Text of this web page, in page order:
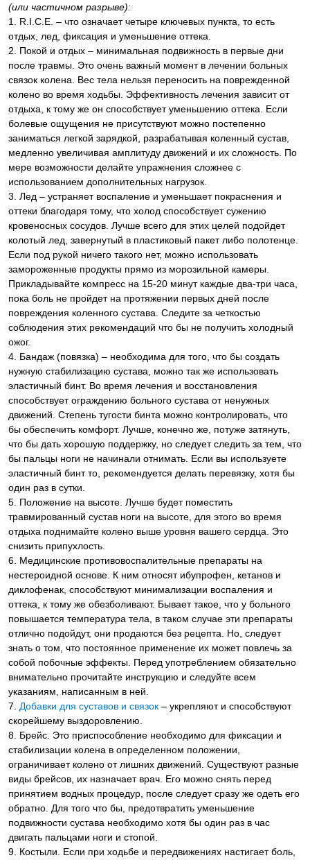
(или частичном разрыве):
1. R.I.C.E. – что означает четыре ключевых пункта, то есть
отдых, лед, фиксация и уменьшение оттека.
2. Покой и отдых – минимальная подвижность в первые дни
после травмы. Это очень важный момент в лечении больных
связок колена. Вес тела нельзя переносить на поврежденной
колено во время ходьбы. Эффективность лечения зависит от
отдыха, к тому же он способствует уменьшению оттека. Если
болевые ощущения не присутствуют можно постепенно
заниматься легкой зарядкой, разрабатывая коленный сустав,
медленно увеличивая амплитуду движений и их сложность. По
мере возможности делайте упражнения сложнее с
использованием дополнительных нагрузок.
3. Лед – устраняет воспаление и уменьшает покраснения и
оттеки благодаря тому, что холод способствует сужению
кровеносных сосудов. Лучше всего для этих целей подойдет
колотый лед, завернутый в пластиковый пакет либо полотенце.
Если под рукой ничего такого нет, можно использовать
замороженные продукты прямо из морозильной камеры.
Прикладывайте компресс на 15-20 минут каждые два-три часа,
пока боль не пройдет на протяжении первых дней после
повреждения коленного сустава. Следите за четкостью
соблюдения этих рекомендаций что бы не получить холодный
ожог.
4. Бандаж (повязка) – необходима для того, что бы создать
нужную стабилизацию сустава, можно так же использовать
эластичный бинт. Во время лечения и восстановления
способствует ограждению больного сустава от ненужных
движений. Степень тугости бинта можно контролировать, что
бы обеспечить комфорт. Лучше, конечно же, потуже затянуть,
что бы дать хорошую поддержку, но следует следить за тем, что
бы пальцы ноги не начинали отнимать. Если вы используете
эластичный бинт то, рекомендуется делать перевязку, хотя бы
один раз в сутки.
5. Положение на высоте. Лучше будет поместить
травмированный сустав ноги на высоте, для этого во время
отдыха поднимайте колено выше уровня вашего сердца. Это
снизить припухлость.
6. Медицинские противовоспалительные препараты на
нестероидной основе. К ним относят ибупрофен, кетанов и
диклофенак, способствуют минимализации воспаления и
оттека, к тому же обезболивают. Бывает такое, что у больного
повышается температура тела, в таком случае эти препараты
отлично подойдут, они продаются без рецепта. Но, следует
знать о том, что постоянное применение их может повлечь за
собой побочные эффекты. Перед употреблением обязательно
внимательно прочитайте инструкцию и следуйте всем
указаниям, написанным в ней.
7. Добавки для суставов и связок – укрепляют и способствуют
скорейшему выздоровлению.
8. Брейс. Это приспособление необходимо для фиксации и
стабилизации колена в определенном положении,
ограничивает колено от лишних движений. Существуют разные
виды брейсов, их назначает врач. Его можно снять перед
принятием водных процедур, после следует сразу же одеть его
обратно. Для того что бы, предотвратить уменьшение
подвижности сустава необходимо хотя бы один раз в час
двигать пальцами ноги и стопой.
9. Костыли. Если при ходьбе и передвижениях настигает боль,